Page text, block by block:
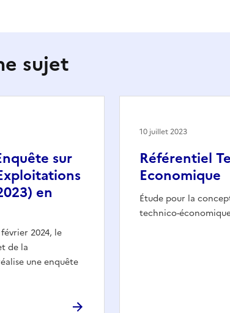
sujet
sur
en
2024, le
de la
une enquête
Référentiel
Economique
Étude pour la
technico-
10 juillet 2023